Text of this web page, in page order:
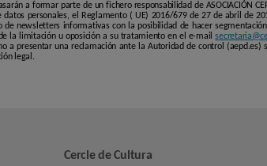
a formar parte de un fichero responsabilidad de ASOCIACIÓN
personales, el Reglamento ( UE) 2016/679 de 27 de abril de
newsletters informativas con la posibilidad de hacer
la limitación u oposición a su tratamiento en el e-mail
a presentar una reclamación ante la Autoridad de control
legal.
Cercle de Cultura